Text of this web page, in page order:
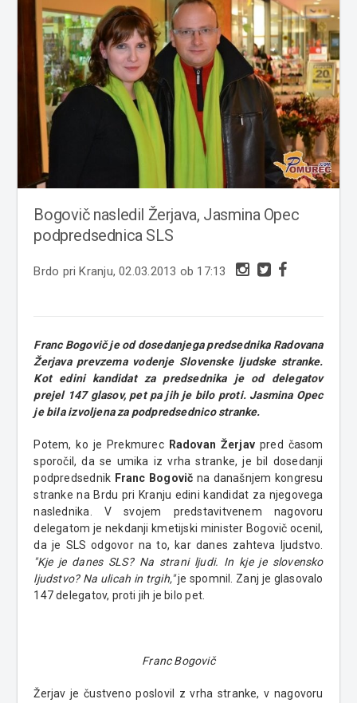
Bogovič nasledil Žerjava, Jasmina Opec
podpredsednica SLS
Brdo pri Kranju, 02.03.2013 ob 17:13
Franc Bogovič je od dosedanjega predsednika Radovana
Žerjava prevzema vodenje Slovenske ljudske stranke.
Kot edini kandidat za predsednika je od delegatov
prejel 147 glasov, pet pa jih je bilo proti. Jasmina Opec
je bila izvoljena za podpredsednico stranke.
Potem, ko je PrekmurecRadovan Žerjav pred časom
sporočil, da se umika iz vrha stranke, je bil dosedanji
podpredsednik Franc Bogovič na današnjem kongresu
stranke na Brdu pri Kranju edini kandidat za njegovega
naslednika. V svojem predstavitvenem nagovoru
delegatom je nekdanji kmetijski minister Bogovič ocenil,
da je SLS odgovor na to, kar danes zahteva ljudstvo.
"Kje je danes SLS? Na strani ljudi. In kje je slovensko
ljudstvo? Na ulicah in trgih,"je spomnil. Zanj je glasovalo
147 delegatov, proti jih je bilo pet.
Franc Bogovič
Žerjav je čustveno poslovil z vrha stranke, v nagovoru